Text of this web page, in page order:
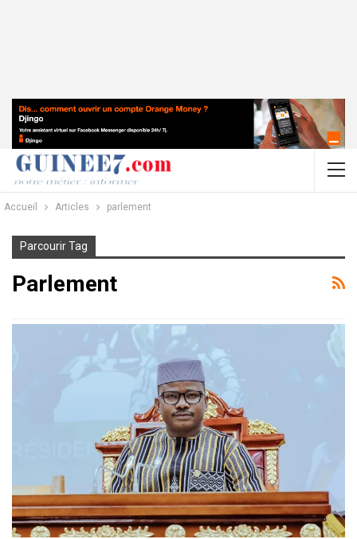
Accueil Articles parlement
Parcourir Tag
Parlement